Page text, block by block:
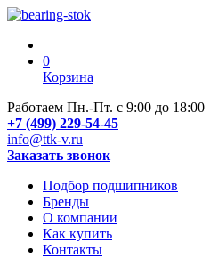
0
Корзина
Работаем Пн.-Пт. с 9:00 до 18:00
+7 (499) 229-54-45
info@ttk-v.ru
Заказать звонок
Подбор подшипников
Бренды
О компании
Как купить
Контакты